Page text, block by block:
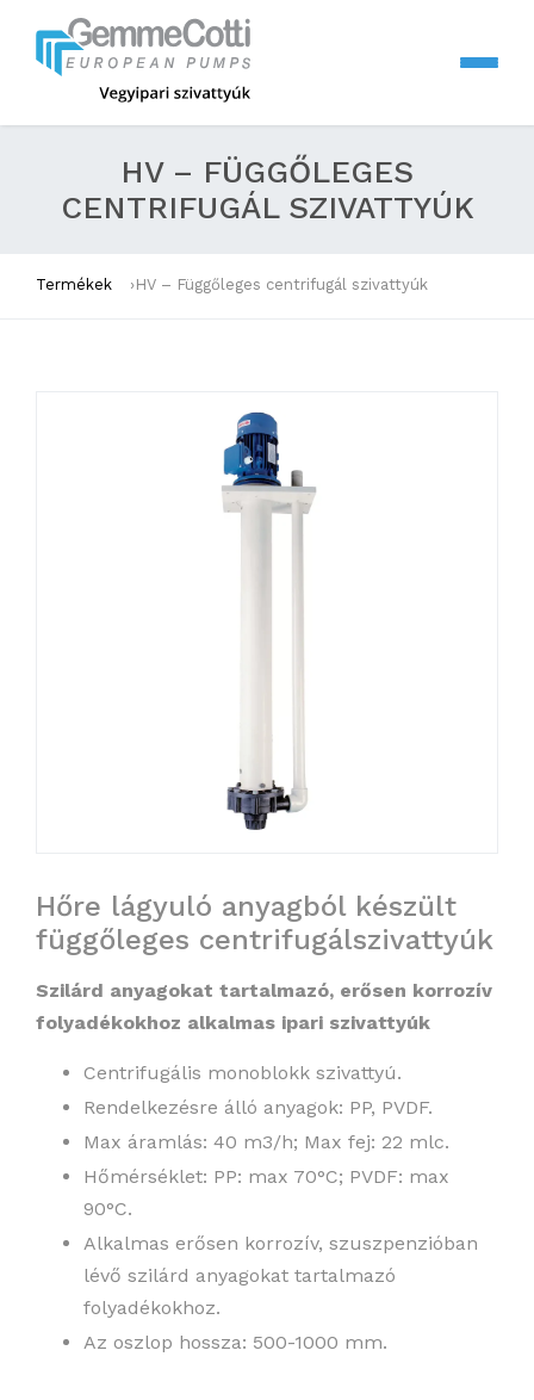
HV – FÜGGŐLEGES
CENTRIFUGÁL SZIVATTYÚK
Termékek HV – Függőleges centrifugál szivattyúk
Hőre lágyuló anyagból készült
függőleges centrifugálszivattyúk
Szilárd anyagokat tartalmazó, erősen korrozív
folyadékokhoz alkalmas ipari szivattyúk
Centrifugális monoblokk szivattyú.
Rendelkezésre álló anyagok: PP, PVDF.
Max áramlás: 40 m3/h; Max fej: 22 mlc.
Hőmérséklet: PP: max 70°C; PVDF: max
90°C.
Alkalmas erősen korrozív, szuszpenzióban
lévő szilárd anyagokat tartalmazó
folyadékokhoz.
Az oszlop hossza: 500-1000 mm.